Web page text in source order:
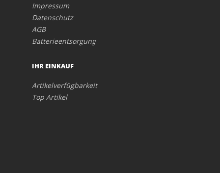
Impressum
Datenschutz
AGB
Batterieentsorgung
IHR EINKAUF
Artikelverfügbarkeit
Top Artikel